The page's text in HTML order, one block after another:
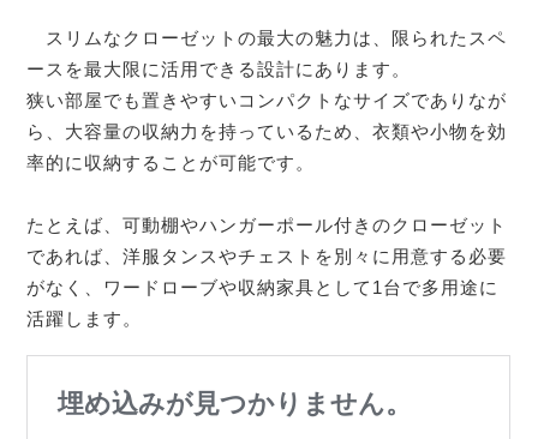
スリムなクローゼットの最大の魅力は、限られたスペ
ースを最大限に活用できる設計にあります。
狭い部屋でも置きやすいコンパクトなサイズでありなが
ら、大容量の収納力を持っているため、衣類や小物を効
率的に収納することが可能です。
たとえば、可動棚やハンガーポール付きのクローゼット
であれば、洋服タンスやチェストを別々に用意する必要
がなく、ワードローブや収納家具として1台で多用途に
活躍します。